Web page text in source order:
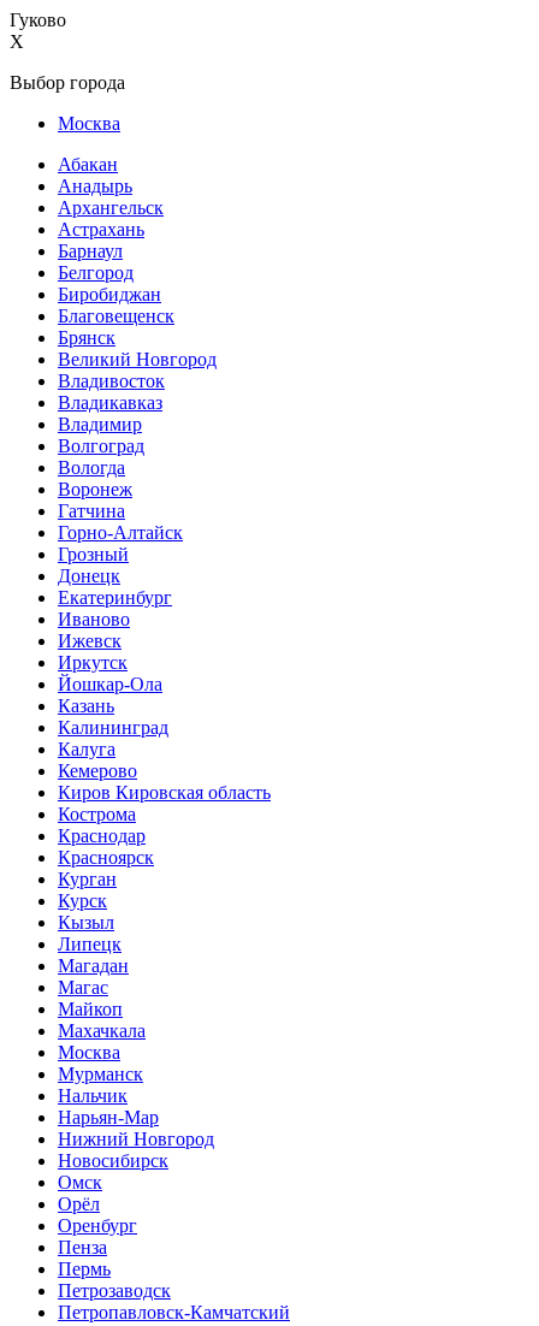
Гуково
X
Выбор города
Москва
Абакан
Анадырь
Архангельск
Астрахань
Барнаул
Белгород
Биробиджан
Благовещенск
Брянск
Великий Новгород
Владивосток
Владикавказ
Владимир
Волгоград
Вологда
Воронеж
Гатчина
Горно-Алтайск
Грозный
Донецк
Екатеринбург
Иваново
Ижевск
Иркутск
Йошкар-Ола
Казань
Калининград
Калуга
Кемерово
Киров Кировская область
Кострома
Краснодар
Красноярск
Курган
Курск
Кызыл
Липецк
Магадан
Магас
Майкоп
Махачкала
Москва
Мурманск
Нальчик
Нарьян-Мар
Нижний Новгород
Новосибирск
Омск
Орёл
Оренбург
Пенза
Пермь
Петрозаводск
Петропавловск-Камчатский